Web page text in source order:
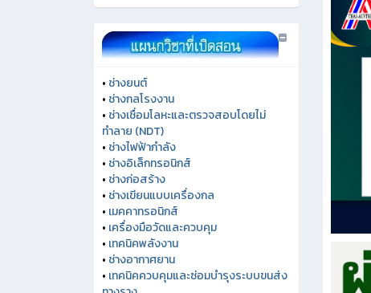
• ช่างยนต์
• ช่างกลโรงงาน
• ช่างเชื่อมโลหะและตรวจสอบโดยไม่
ทำลาย (NDT)
• ช่างไฟฟ้ากำลัง
• ช่างอิเล็กทรอนิกส์
• ช่างก่อสร้าง
• ช่างเขียนแบบเครื่องกล
• เมคคาทรอนิกส์
• เครื่องมือวัดและควบคุม
• เทคนิคพลังงาน
• ช่างอากาศยาน
• เทคนิคควบคุมและซ่อมบำรุงระบบขนส่ง